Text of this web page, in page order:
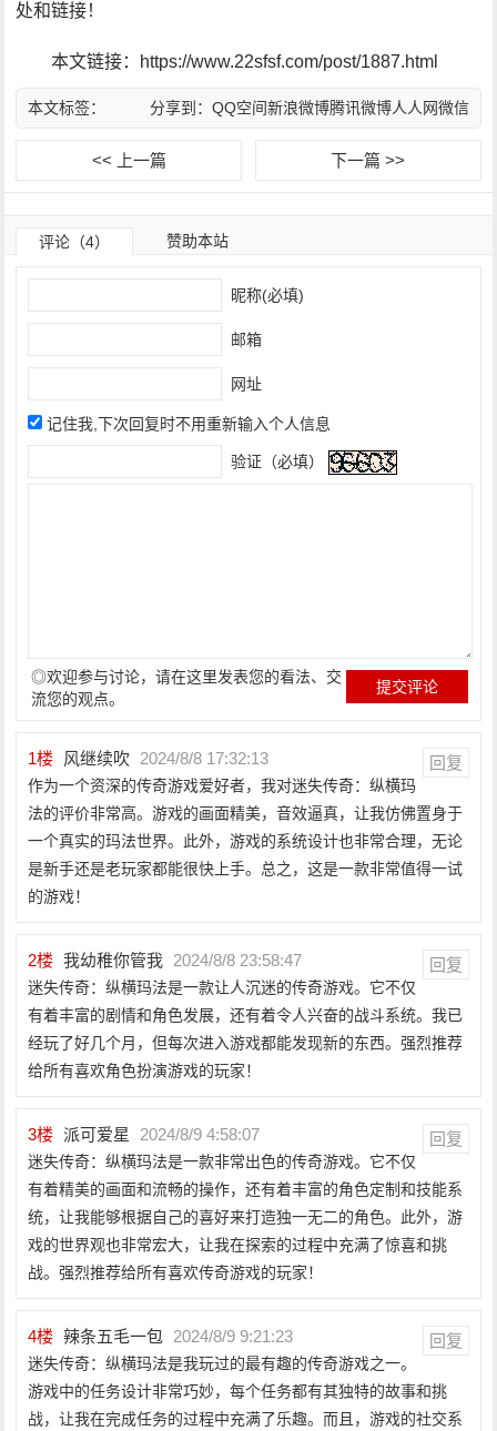
处和链接！
本文链接：https://www.22sfsf.com/post/1887.html
分享到： QQ空间新浪微博腾讯微博人人网微信
本文标签：
<< 上一篇 下一篇 >>
评论（4） 赞助本站
昵称(必填)
邮箱
网址
记住我,下次回复时不用重新输入个人信息
验证（必填）
◎欢迎参与讨论，请在这里发表您的看法、交
流您的观点。
1楼 风继续吹 2024/8/8 17:32:13 回复
作为一个资深的传奇游戏爱好者，我对迷失传奇：纵横玛
法的评价非常高。游戏的画面精美，音效逼真，让我仿佛置身于
一个真实的玛法世界。此外，游戏的系统设计也非常合理，无论
是新手还是老玩家都能很快上手。总之，这是一款非常值得一试
的游戏！
2楼 我幼稚你管我 2024/8/8 23:58:47 回复
迷失传奇：纵横玛法是一款让人沉迷的传奇游戏。它不仅
有着丰富的剧情和角色发展，还有着令人兴奋的战斗系统。我已
经玩了好几个月，但每次进入游戏都能发现新的东西。强烈推荐
给所有喜欢角色扮演游戏的玩家！
3楼 派可爱星 2024/8/9 4:58:07 回复
迷失传奇：纵横玛法是一款非常出色的传奇游戏。它不仅
有着精美的画面和流畅的操作，还有着丰富的角色定制和技能系
统，让我能够根据自己的喜好来打造独一无二的角色。此外，游
戏的世界观也非常宏大，让我在探索的过程中充满了惊喜和挑
战。强烈推荐给所有喜欢传奇游戏的玩家！
4楼 辣条五毛一包 2024/8/9 9:21:23 回复
迷失传奇：纵横玛法是我玩过的最有趣的传奇游戏之一。
游戏中的任务设计非常巧妙，每个任务都有其独特的故事和挑
战，让我在完成任务的过程中充满了乐趣。而且，游戏的社交系